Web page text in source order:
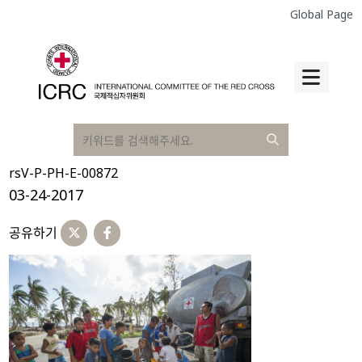
Global Page
rsV-P-PH-E-00872
03-24-2017
공유하기